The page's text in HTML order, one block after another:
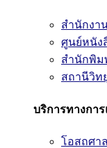
สำนักงา
ศูนย์หนัง
สำนักพิม
สถานีวิท
บริการทางกา
โอสถศา